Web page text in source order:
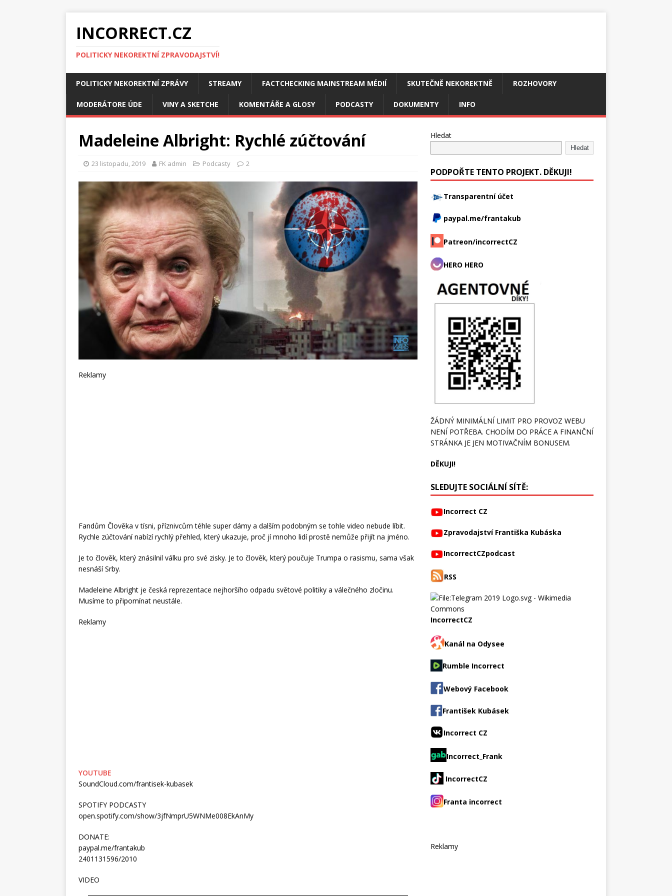
INCORRECT.CZ
POLITICKY NEKOREKTNÍ ZPRAVODAJSTVÍ!
POLITICKY NEKOREKTNÍ ZPRÁVY STREAMY FACTCHECKING MAINSTREAM MÉDIÍ SKUTEČNĚ NEKOREKTNĚ ROZHOVORY
MODERÁTORE ÚDE VINY A SKETCHE KOMENTÁŘE A GLOSY PODCASTY DOKUMENTY INFO
Madeleine Albright: Rychlé zúčtování
23 listopadu, 2019 FK admin Podcasty 2
Reklamy
Fandům Člověka v tísni, příznivcům téhle super dámy a dalším podobným se tohle video nebude líbit.
Rychle zúčtování nabízí rychlý přehled, který ukazuje, proč jí mnoho lidí prostě nemůže přijít na jméno.
Je to člověk, který znásilnil válku pro své zisky. Je to člověk, který poučuje Trumpa o rasismu, sama však
nesnáší Srby.
Madeleine Albright je česká reprezentace nejhoršího odpadu světové politiky a válečného zločinu.
Musíme to připomínat neustále.
Reklamy
YOUTUBE
SoundCloud.com/frantisek-kubasek
SPOTIFY PODCASTY
open.spotify.com/show/3jfNmprU5WNMe008EkAnMy
DONATE:
paypal.me/frantakub
2401131596/2010
VIDEO
Hledat
Hledat
PODPOŘTE TENTO PROJEKT. DĚKUJI!
Transparentní účet
paypal.me/frantakub
Patreon/incorrectCZ
HERO HERO
ŽÁDNÝ MINIMÁLNÍ LIMIT PRO PROVOZ WEBU
NENÍ POTŘEBA. CHODÍM DO PRÁCE A FINANČNÍ
STRÁNKA JE JEN MOTIVAČNÍM BONUSEM.
DĚKUJI!
SLEDUJTE SOCIÁLNÍ SÍTĚ:
Incorrect CZ
Zpravodajství Františka Kubáska
IncorrectCZpodcast
RSS
IncorrectCZ
Kanál na Odysee
Rumble Incorrect
Webový Facebook
František Kubásek
Incorrect CZ
Incorrect_Frank
IncorrectCZ
Franta incorrect
Reklamy